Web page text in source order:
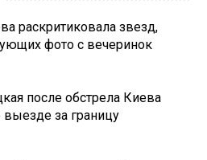
раскритиковала звезд,
фото с вечеринок
после обстрела Киева
за границу